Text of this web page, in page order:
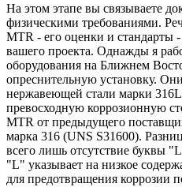
На этом этапе вы связываете
физическими требованиями.
MTR - его оценки и стандарты
вашего проекта. Однажды я
оборудования на Ближнем
опреснительную установку.
нержавеющей стали марки 316L
превосходную коррозионную
MTR от предыдущего
марка 316 (UNS S31600).
всего лишь отсутствие буквы
"L" указывает на низкое
для предотвращения коррозии